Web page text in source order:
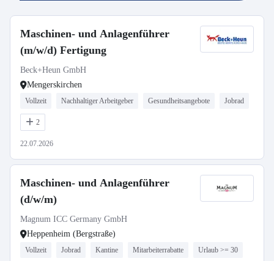
Maschinen- und Anlagenführer
(m/w/d) Fertigung
Beck+Heun GmbH
Mengerskirchen
Vollzeit Nachhaltiger Arbeitgeber Gesundheitsangebote Jobrad
2
22.07.2026
Maschinen- und Anlagenführer
(d/w/m)
Magnum ICC Germany GmbH
Heppenheim (Bergstraße)
Vollzeit Jobrad Kantine Mitarbeiterrabatte Urlaub >= 30